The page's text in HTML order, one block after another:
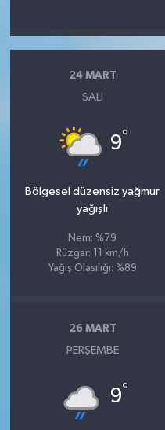
24 MART
SALI
9°
Bölgesel düzensiz yağmur
yağışlı
Nem: %79
Rüzgar: 11 km/h
Yağış Olasılığı: %89
26 MART
PERŞEMBE
9°